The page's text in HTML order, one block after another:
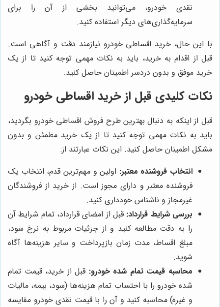
نقدی خودرو، می‌توانید بخشی از آن را برای
سرمایه‌گذاری‌های دیگر استفاده کنید.
با این حال، خرید اقساطی خودرو نیازمند دقت و آگاهی است.
قبل از اقدام به خرید، باید به نکات مهمی توجه کنید تا از یک
خرید موفق و بدون دردسر اطمینان حاصل کنید.
نکات کلیدی قبل از خرید اقساطی خودرو
قبل از اینکه به دنبال بهترین طرح فروش اقساطی خودرو بگردید،
باید به نکات مهمی توجه کنید تا از یک خرید مطمئن و بدون
مشکل اطمینان حاصل کنید. این نکات عبارتند از:
انتخاب فروشنده معتبر: اولین و مهم‌ترین قدم، انتخاب یک
فروشنده معتبر و دارای مجوز است. از خرید از فروشندگان
غیرمجاز و ناشناس خودداری کنید.
بررسی شرایط قرارداد: قبل از امضای قرارداد، تمام شرایط آن
را به دقت مطالعه کنید و از جزئیات مربوط به نرخ سود،
مبلغ اقساط، مدت زمان بازپرداخت و سایر هزینه‌ها آگاه
شوید.
محاسبه قیمت تمام شده خودرو: قبل از خرید، قیمت تمام
شده خودرو را با احتساب تمام هزینه‌ها (سود، بیمه، مالیات
و غیره) محاسبه کنید و آن را با قیمت نقدی خودرو مقایسه